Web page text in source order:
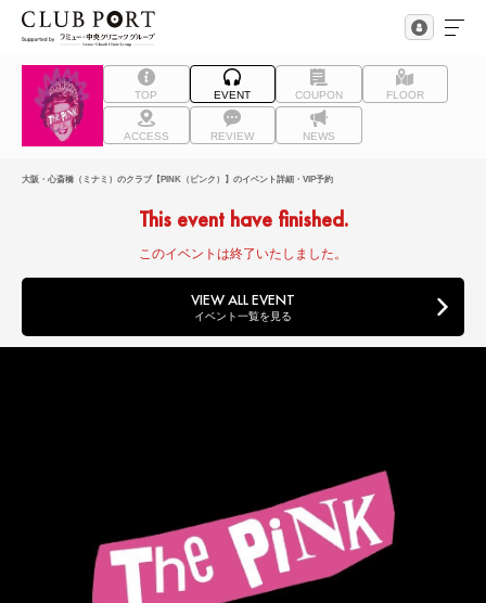
TOP EVENT COUPON FLOOR
ACCESS REVIEW NEWS
大阪・心斎橋（ミナミ）のクラブ【PINK（ピンク）】のイベント詳細・VIP予約
This event have finished.
このイベントは終了いたしました。
VIEW ALL EVENT
イベント一覧を見る